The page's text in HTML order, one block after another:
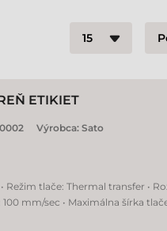
ETIKIET
Výrobca: Sato
Režim tlače: Thermal transfer •
mm/sec • Maximálna šírka